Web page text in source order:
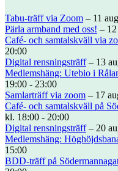
Tabu-träff via Zoom – 11
Pärla armband med oss! –
Café- och samtalskväll via
20:00
Digital rensningsträff– 13
Medlemshäng: Utebio i
19:00 - 23:00
Samlarträff via zoom – 17
Café- och samtalskväll på
kl. 18:00 - 20:00
Digital rensningsträff– 20
Medlemshäng:
15:00
BDD-träff på